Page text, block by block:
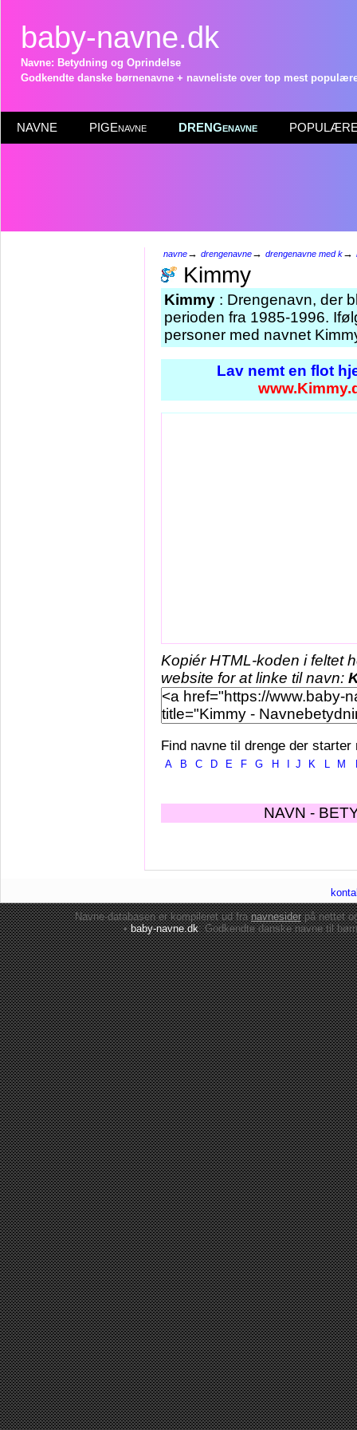
baby-navne.dk
Navne: Betydning og Oprindelse
Godkendte danske børnenavne + navneliste over top mest
NAVNE PIGEnavne DRENGenavne POPULÆRE
navne→ drengenavne→ drengenavne med k→
Kimmy
Kimmy : Drengenavn, der
perioden fra 1985-1996.
personer med navnet
Lav nemt en flot
Kopiér HTML-koden i feltet
website for at linke til navn:
Find navne til drenge der starter
A B C D E F G H J K L M
NAVN -
Navne-databasen er kompileret ud franavnesiderpå nettet
•baby-navne.dk: Godkendte danskenavne til børn